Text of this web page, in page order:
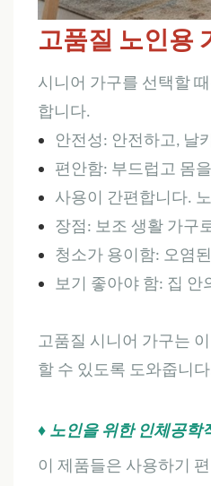
고품질 노인용
시니어 가구를 선택할
합니다.
안전성: 안전하고, 날
편안함: 부드럽고 몸
사용이 간편합니다.
장점: 보조 생활 가구
청소가 용이함: 오염
보기 좋아야 함: 집 안
고품질 시니어 가구는
할 수 있도록 도와줍니
♦ 노인을 위한 인체공학
이 제품들은 사용하기